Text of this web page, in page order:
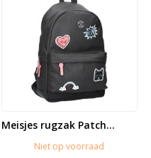
Meisjes rugzak Patch...
Niet op voorraad